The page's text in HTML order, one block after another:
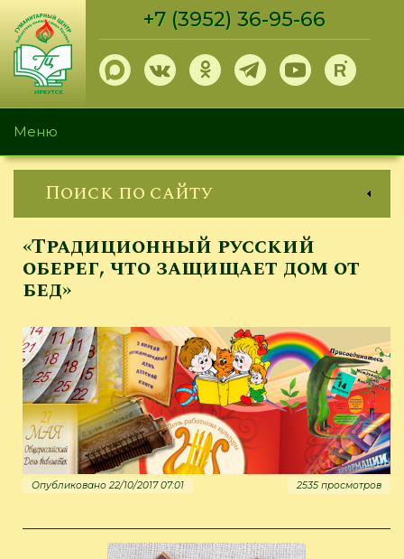
Перейти
основному
содержанию
+7 (3952) 36-95-66
Меню
Поиск по сайту
«Традиционный русский
оберег, что защищает дом от
бед»
Опубликовано 22/10/2017 07:01 2535 просмотров